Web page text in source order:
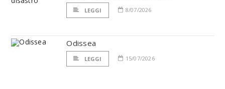
LEGGI 8/07/2026
Odissea
LEGGI 15/07/2026